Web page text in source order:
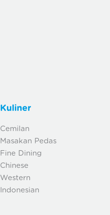
Kuliner
Cemilan
Masakan Pedas
Fine Dining
Chinese
Western
Indonesian